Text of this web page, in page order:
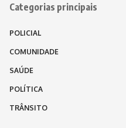
Categorias principais
POLICIAL
COMUNIDADE
SAÚDE
POLÍTICA
TRÂNSITO